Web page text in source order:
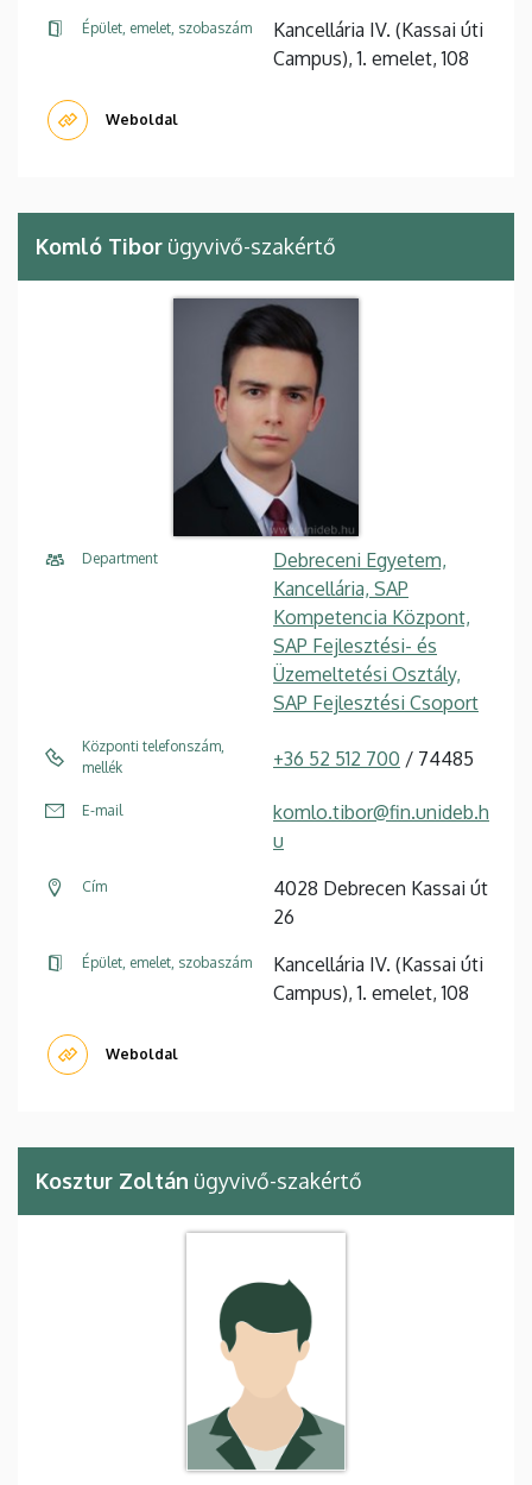
Épület, emelet, szobaszám
Kancellária IV. (Kassai úti
Campus), 1. emelet, 108
Weboldal
Komló Tibor ügyvivő-szakértő
Department
Debreceni Egyetem,
Kancellária, SAP
Kompetencia Központ,
SAP Fejlesztési- és
Üzemeltetési Osztály,
SAP Fejlesztési Csoport
Központi telefonszám,
mellék
+36 52 512 700 / 74485
E-mail
komlo.tibor@fin.unideb.h
u
Cím
4028 Debrecen Kassai út
26
Épület, emelet, szobaszám
Kancellária IV. (Kassai úti
Campus), 1. emelet, 108
Weboldal
Kosztur Zoltán ügyvivő-szakértő